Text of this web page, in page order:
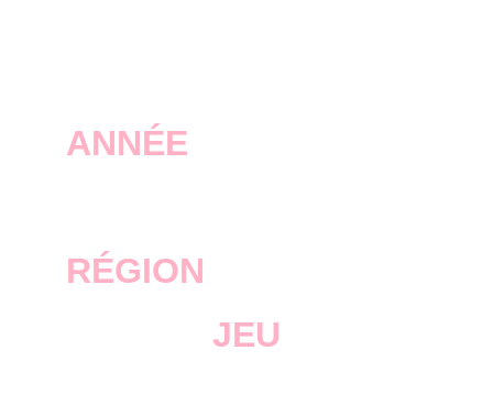
ANNÉE
RÉGION
JEU